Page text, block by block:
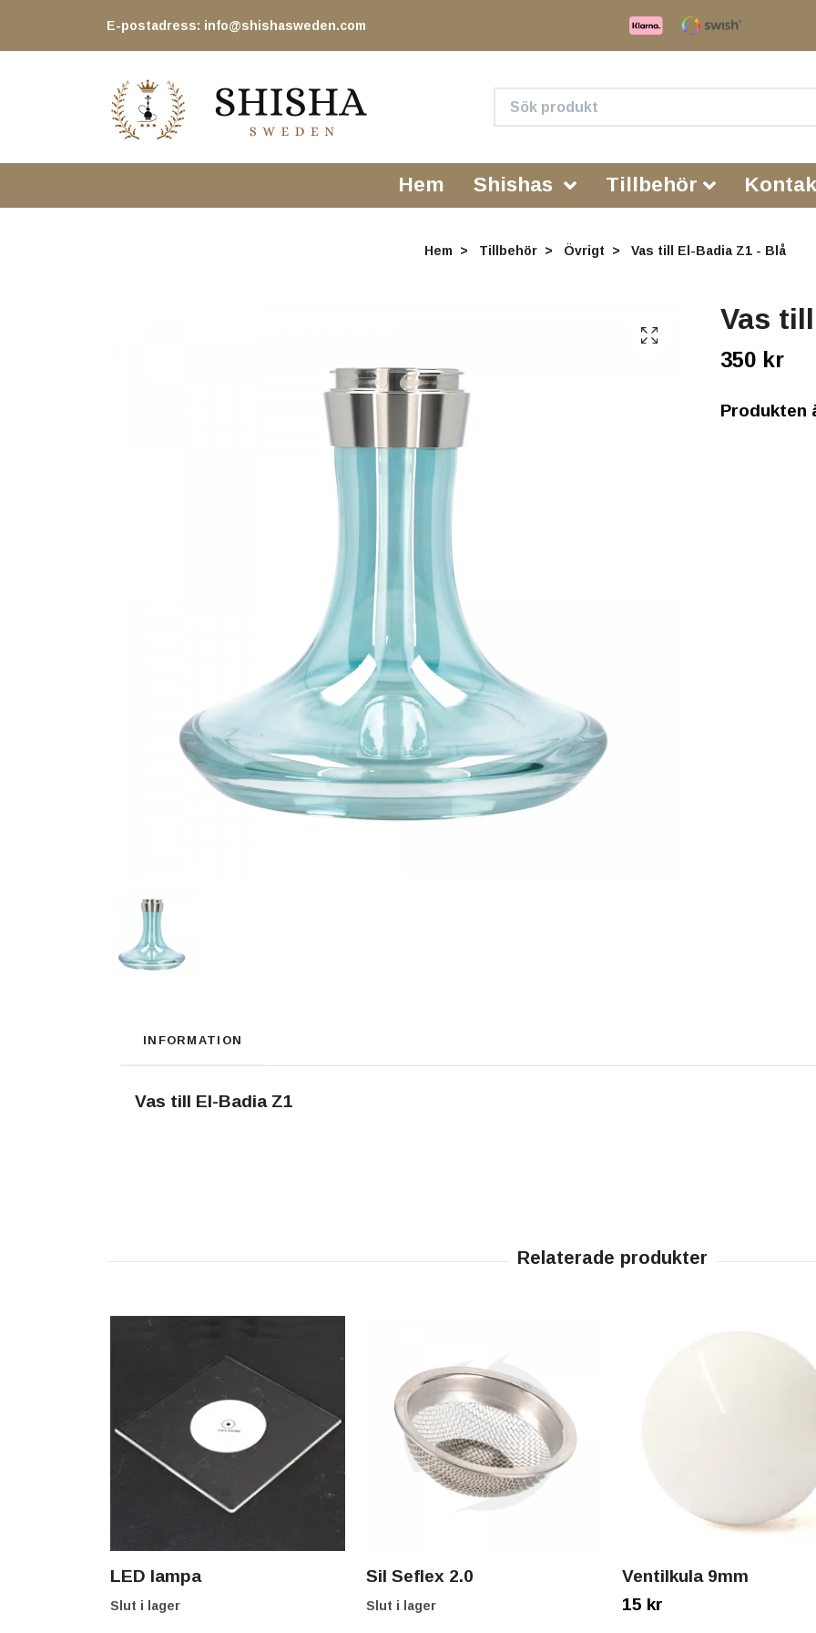
E-postadress: info@shishasweden.com
Hem Shishas Tillbehör
Hem Tillbehör Övrigt Vas till El-Badia Z1 - Blå
Vas
350 kr
Produkten
INFORMATION
Vas till El-Badia Z1
LED lampa
Slut i lager
Sil Seflex 2.0
Slut i lager
Ventilkula 9mm
15 kr